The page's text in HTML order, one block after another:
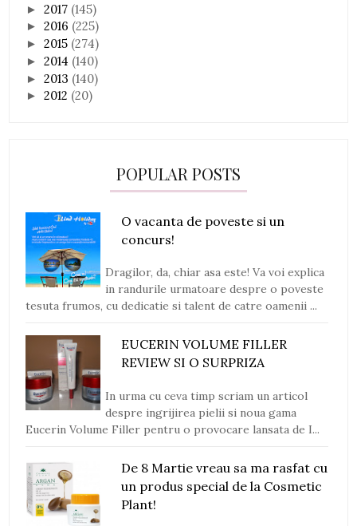
►2017 (145)
►2016 (225)
►2015 (274)
►2014 (140)
►2013 (140)
►2012 (20)
POPULAR POSTS
O vacanta de poveste si un
concurs!
Dragilor, da, chiar asa este! Va voi explica
in randurile urmatoare despre o poveste
tesuta frumos, cu dedicatie si talent de catre oamenii ...
EUCERIN VOLUME FILLER
REVIEW SI O SURPRIZA
In urma cu ceva timp scriam un articol
despre ingrijirea pielii si noua gama
Eucerin Volume Filler pentru o provocare lansata de I...
De 8 Martie vreau sa ma rasfat cu
un produs special de la Cosmetic
Plant!